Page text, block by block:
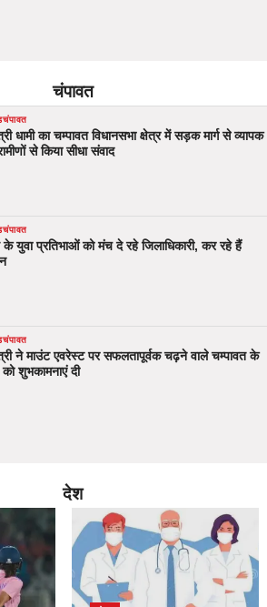
चंपावत
चंपावत
धामी का चम्पावत विधानसभा क्षेत्र में सड़क मार्ग से व्यापक
से किया सीधा संवाद
चंपावत
के युवा प्रतिभाओं को मंच दे रहे जिलाधिकारी, कर रहे हैं
चंपावत
ने माउंट एवरेस्ट पर सफलतापूर्वक चढ़ने वाले चम्पावत के
को शुभकामनाएं दी
देश